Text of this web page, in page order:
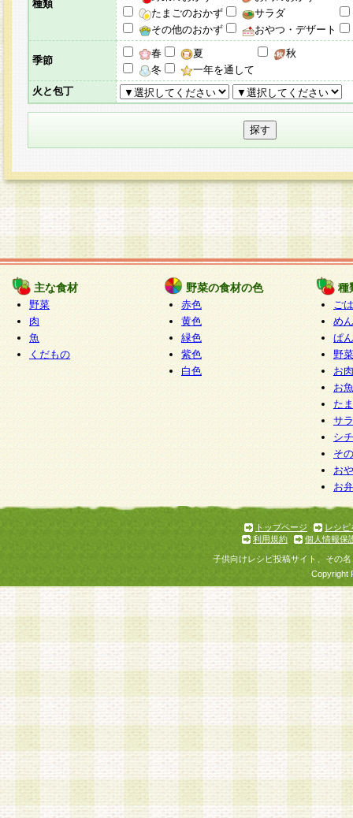
種類
たまごのおかず
サラダ
その他のおかず
おやつ・デザート
季節
春 夏
秋
冬
一年を通して
火と包丁
主な食材
野菜
肉
魚
くだもの
野菜の食材の色
赤色
黄色
緑色
紫色
白色
種
ご
めん
ぱん
野
お
お
た
サ
シ
そ
お
お
トップページ
レシピ
利用規約
個人情報保
子供向けレシピ投稿サイト、その
Copyright